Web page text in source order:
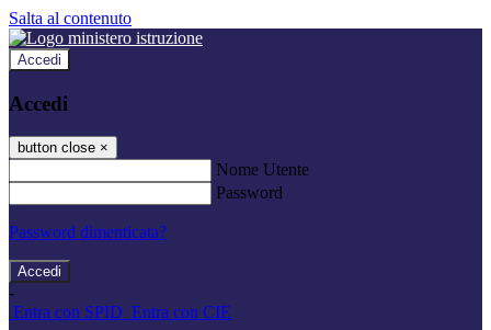
Salta al contenuto
Accedi
Accedi
button close ×
Nome Utente
Password
Password dimenticata?
-
Entra con SPID Entra con CIE